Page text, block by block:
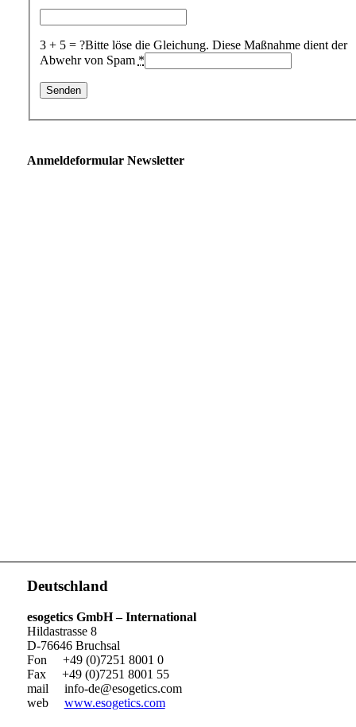
3 + 5 = ?Bitte löse die Gleichung. Diese Maßnahme dient der
Abwehr von Spam *
Anmeldeformular Newsletter
Deutschland
esogetics GmbH – International
Hildastrasse 8
D-76646 Bruchsal
Fon +49 (0)7251 8001 0
Fax +49 (0)7251 8001 55
mail info-de@esogetics.com
web www.esogetics.com